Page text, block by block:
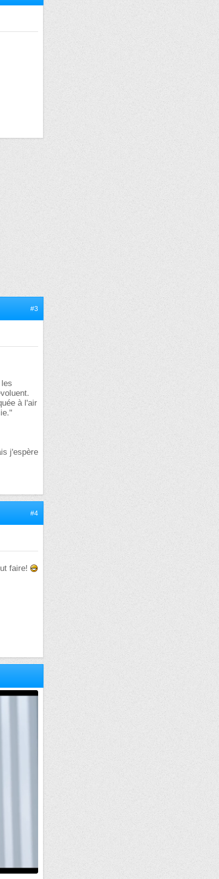
#3
à l'air
j'espère
#4
faire!